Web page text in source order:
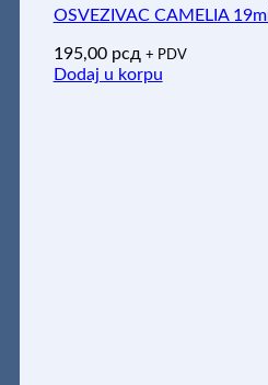
OSVEZIVAC CAMELIA 19ml
195,00 рсд + PDV
Dodaj u korpu